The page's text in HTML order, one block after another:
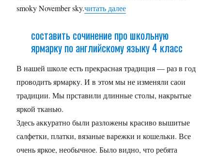
smoky November sky.читать далее
составить сочинение про школьную
ярмарку по английскому языку 4 класс
В нашей школе есть прекрасная традиция — раз в год
проводить ярмарку. И в этом мы не изменяли саои
традиции. Мы прставили длинные столы, накрытые
яркой тканью.
Здесь аккуратно были разложены красиво вышитые
салфетки, платки, вязаные варежки и кошельки. Все
очень яркое, необычное. Было видно, что ребята